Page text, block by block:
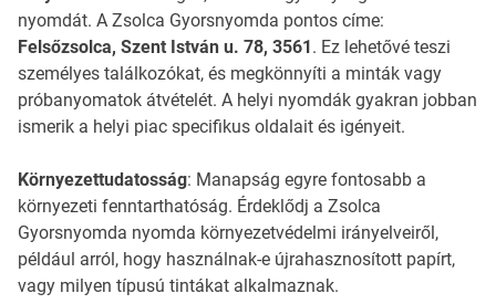
nyomdát. A Zsolca Gyorsnyomda pontos címe:
Felsőzsolca, Szent István u. 78, 3561. Ez lehetővé teszi
személyes találkozókat, és megkönnyíti a minták vagy
próbanyomatok átvételét. A helyi nyomdák gyakran jobban
ismerik a helyi piac specifikus oldalait és igényeit.
Környezettudatosság: Manapság egyre fontosabb a
környezeti fenntarthatóság. Érdeklődj a Zsolca
Gyorsnyomda nyomda környezetvédelmi irányelveiről,
például arról, hogy használnak-e újrahasznosított papírt,
vagy milyen típusú tintákat alkalmaznak.